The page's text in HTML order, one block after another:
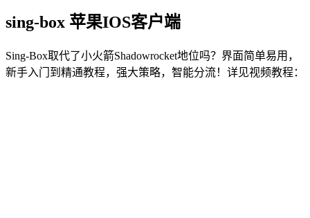
sing-box 苹果IOS客户端
Sing-Box取代了小火箭Shadowrocket地位吗？界面简单易用，
新手入门到精通教程，强大策略，智能分流！详见视频教程：